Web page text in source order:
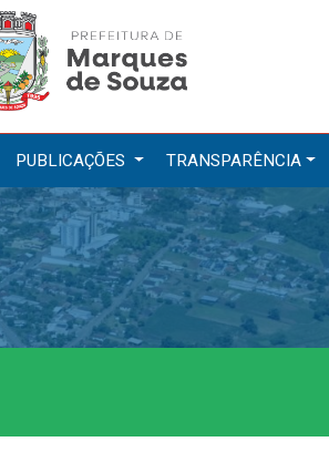
PUBLICAÇÕES TRANSPARÊNCIA
Serviços
IPTU 2026
Nota Fiscal Eletrônica